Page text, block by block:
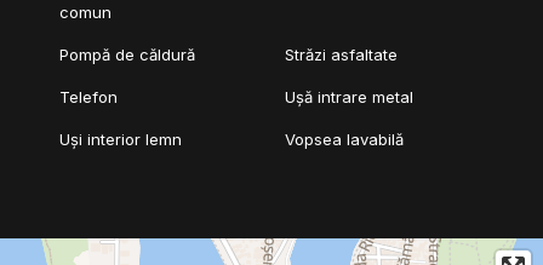
comun
Pompă de căldură Străzi asfaltate
Telefon Ușă intrare metal
Uși interior lemn Vopsea lavabilă